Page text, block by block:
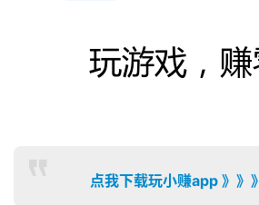
点我下载玩小赚app 》》》